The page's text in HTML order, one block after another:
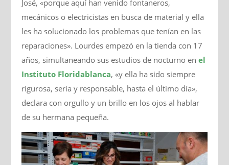
José, «porque aquí han venido fontaneros,
mecánicos o electricistas en busca de material y ella
les ha solucionado los problemas que tenían en las
reparaciones». Lourdes empezó en la tienda con 17
años, simultaneando sus estudios de nocturno enel
Instituto Floridablanca, «y ella ha sido siempre
rigurosa, seria y responsable, hasta el último día»,
declara con orgullo y un brillo en los ojos al hablar
de su hermana pequeña.